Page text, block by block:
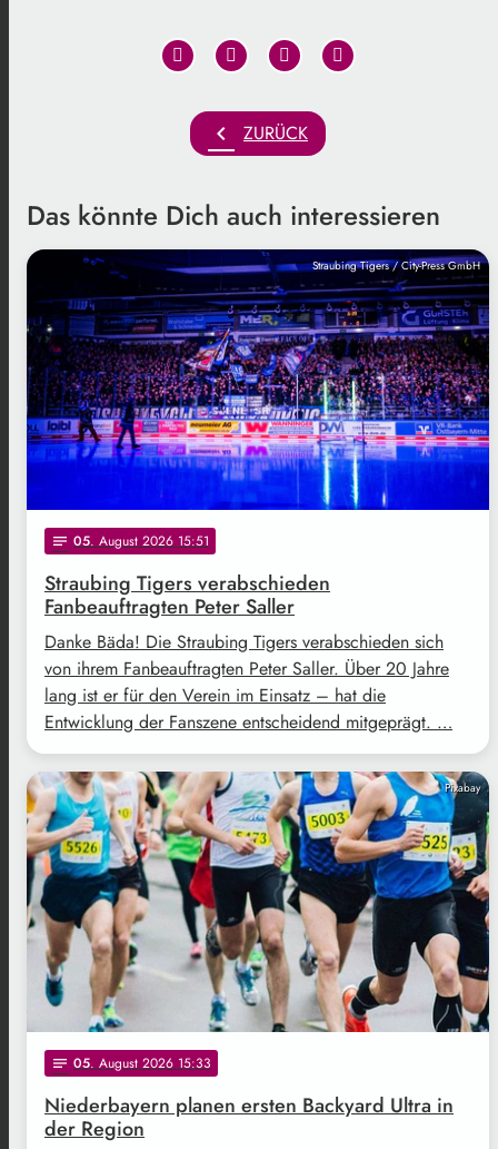
chevron_left ZURÜCK
Das könnte Dich auch interessieren
Straubing Tigers / City-Press GmbH
notes 05. August 2026 15:51
Straubing Tigers verabschieden
Fanbeauftragten Peter Saller
Danke Bäda! Die Straubing Tigers verabschieden sich
von ihrem Fanbeauftragten Peter Saller. Über 20 Jahre
lang ist er für den Verein im Einsatz – hat die
Entwicklung der Fanszene entscheidend mitgeprägt. …
Pixabay
notes 05. August 2026 15:33
Niederbayern planen ersten Backyard Ultra in
der Region